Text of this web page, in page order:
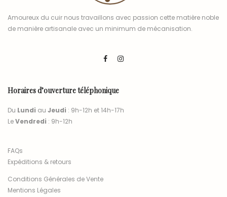
Amoureux du cuir nous travaillons avec passion cette matière noble
de manière artisanale avec un minimum de mécanisation.
Horaires d’ouverture téléphonique
Du Lundi au Jeudi : 9h-12h et 14h-17h
LeVendredi : 9h-12h
FAQs
Expéditions & retours
Conditions Générales de Vente
Mentions Légales